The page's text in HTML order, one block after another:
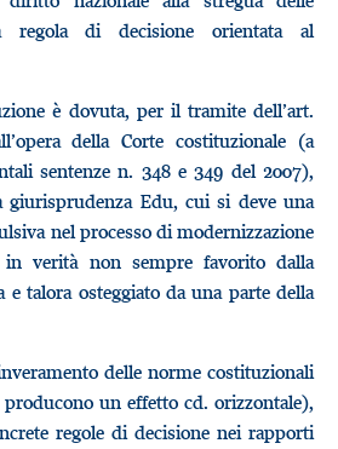
regola di decisione orientata al
è dovuta, per il tramite dell’art.
della Corte costituzionale (a
sentenze n. 348 e 349 del 2007),
giurisprudenza Edu, cui si deve una
nel processo di modernizzazione
verità non sempre favorito dalla
talora osteggiato da una parte della
delle norme costituzionali
un effetto cd. orizzontale),
regole di decisione nei rapporti